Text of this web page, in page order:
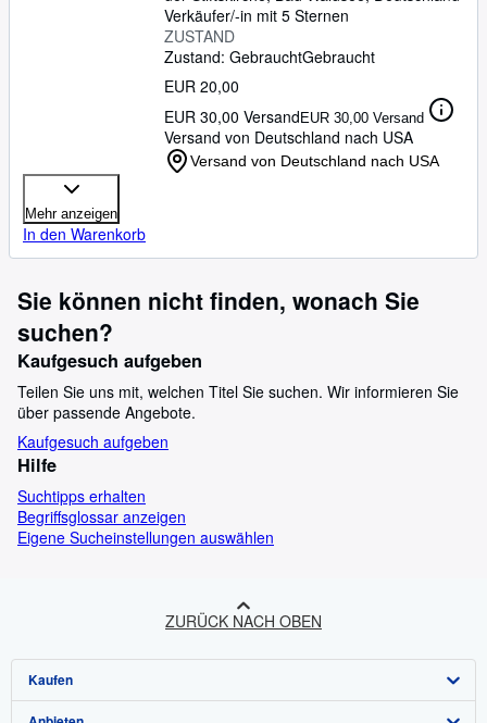
Verkäufer/-in mit 5 Sternen
ZUSTAND
Zustand: GebrauchtGebraucht
EUR 20,00
EUR 30,00 VersandEUR 30,00 Versand
Versand von Deutschland nach USA
Versand von Deutschland nach USA
Mehr anzeigen
In den Warenkorb
Sie können nicht finden, wonach Sie
suchen?
Kaufgesuch aufgeben
Teilen Sie uns mit, welchen Titel Sie suchen. Wir informieren Sie
über passende Angebote.
Kaufgesuch aufgeben
Hilfe
Suchtipps erhalten
Begriffsglossar anzeigen
Eigene Sucheinstellungen auswählen
ZURÜCK NACH OBEN
Kaufen